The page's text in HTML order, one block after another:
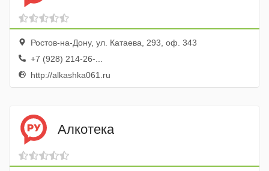
Ростов-на-Дону, ул. Катаева, 293, оф. 343
+7 (928) 214-26-...
http://alkashka061.ru
Алкотека